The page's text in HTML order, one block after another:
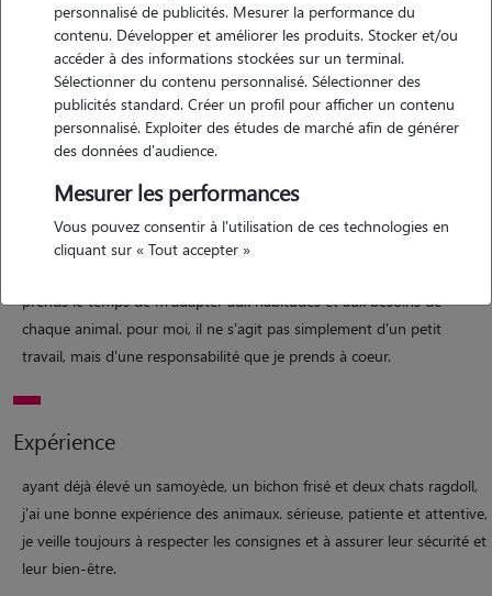
disponible de mars à septembre (près de six mois), je souhaite
profiter de cette période pour gagner un revenu tout en faisant une
activité qui me plaît vraiment. j'aime beaucoup passer du temps avec
les animaux, en particulier les chiens, car ils apportent de la joie et
une présence très apaisante au quotidien. proposer des services de
promenade me permet non seulement de financer une partie de mes
dépenses, mais aussi de rester active et de passer du temps à
l'extérieur. je considère également que la promenade est un moment
important pour le bien-être des chiens, et je m'engage à m'en
prends le temps de m'adapter aux habitudes et aux besoins de
chaque animal. pour moi, il ne s'agit pas simplement d'un petit
travail, mais d'une responsabilité que je prends à coeur.
Expérience
ayant déjà élevé un samoyède, un bichon frisé et deux chats ragdoll,
j'ai une bonne expérience des animaux. sérieuse, patiente et attentive,
je veille toujours à respecter les consignes et à assurer leur sécurité et
leur bien-être.
personnalisé de publicités. Mesurer la performance du
contenu. Développer et améliorer les produits. Stocker et/ou
accéder à des informations stockées sur un terminal.
Sélectionner du contenu personnalisé. Sélectionner des
publicités standard. Créer un profil pour afficher un contenu
personnalisé. Exploiter des études de marché afin de générer
des données d'audience.
Mesurer les performances
Vous pouvez consentir à l'utilisation de ces technologies en
cliquant sur « Tout accepter »